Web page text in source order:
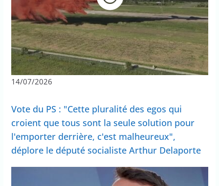
14/07/2026
Vote du PS : "Cette pluralité des egos qui
croient que tous sont la seule solution pour
l'emporter derrière, c'est malheureux",
déplore le député socialiste Arthur Delaporte